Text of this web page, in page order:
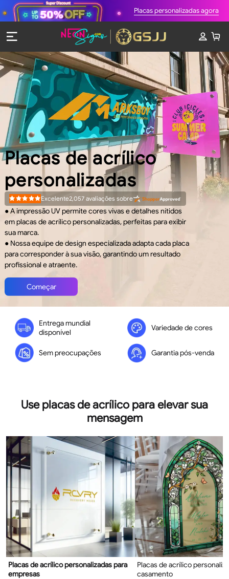
Placas personalizadas agora
Placas de acrílico
personalizadas
● A impressão UV permite cores vivas e detalhes nítidos
em placas de acrílico personalizadas, perfeitas para exibir
sua marca.
● Nossa equipe de design especializada adapta cada placa
para corresponder à sua visão, garantindo um resultado
profissional e atraente.
Rated
4.9
out
5
Excelente2,057 avaliações sobre
Começar
Entrega mundial
disponível
Variedade de cores
Sem preocupações Garantia pós-venda
Use placas de acrílico para elevar sua
mensagem
Placas de acrílico personalizadas para
empresas
Placas de acrílico
casamento